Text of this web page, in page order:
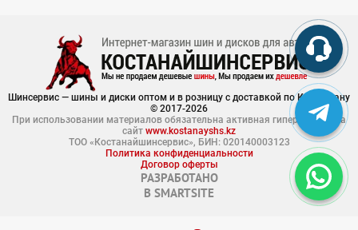
Шинсервис — шины и диски оптом и в розницу с доставкой по Казахстану
© 2017-2026
При использовании материалов обязательна активная гиперссылка на
сайт www.kostanayshs.kz
ТОО «Костанайшинсервис», БИН: 020140003123
Политика конфиденциальности
Договор оферты
РАЗРАБОТАНО
В SMARTSITE